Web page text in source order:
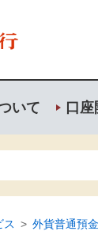
いて 口
ス > 外貨普通預金